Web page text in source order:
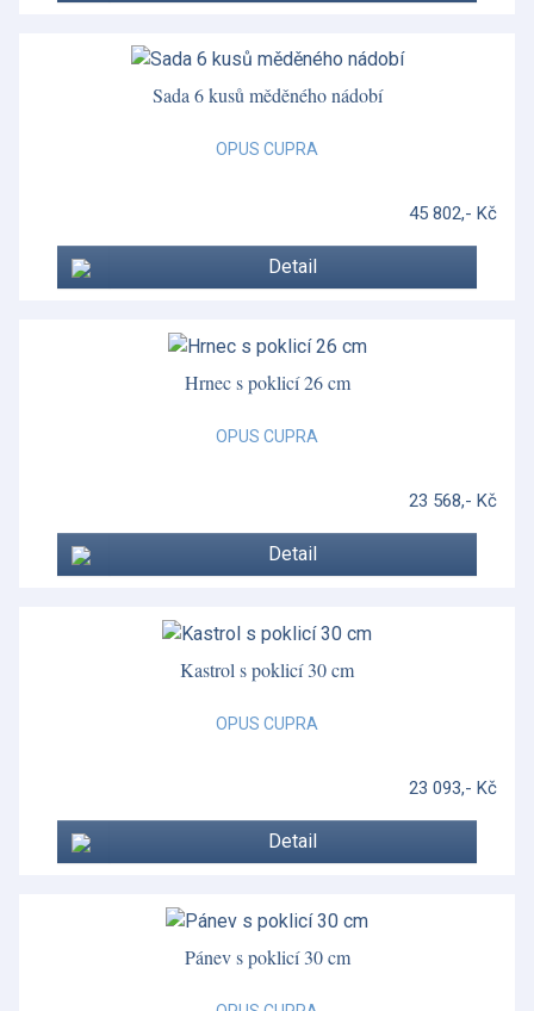
Sada 6 kusů měděného nádobí
OPUS CUPRA
45 802,- Kč
Detail
Hrnec s poklicí 26 cm
OPUS CUPRA
23 568,- Kč
Detail
Kastrol s poklicí 30 cm
OPUS CUPRA
23 093,- Kč
Detail
Pánev s poklicí 30 cm